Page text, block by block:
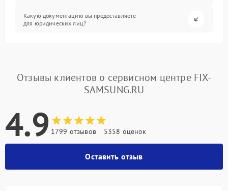
Какую документацию вы предоставляете
для юридических лиц?
Отзывы клиентов о сервисном центре FIX-
SAMSUNG.RU
4.9 1799 отзывов 5358 оценок
Оставить отзыв